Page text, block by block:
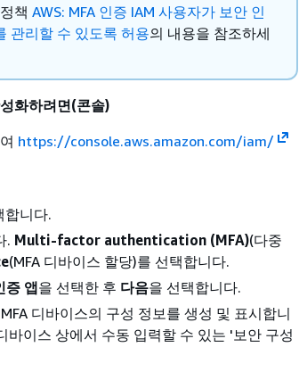
책 AWS: MFA 인증 IAM 사용자가 보안 인
관리할 수 있도록 허용의 내용을 참조하세
화하려면(콘솔)
https://console.aws.amazon.com/iam/
합니다.
. Multi-factor authentication (MFA)(다중
(MFA 디바이스 할당)를 선택합니다.
증 앱을 선택한 후 다음을 선택합니다.
디바이스의 구성 정보를 생성 및 표시합니
바이스 상에서 수동 입력할 수 있는 '보안 구성